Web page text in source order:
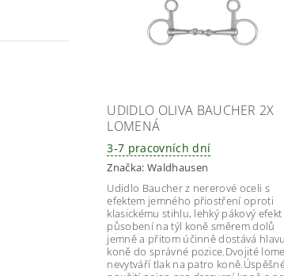
UDIDLO OLIVA BAUCHER 2X
LOMENÁ
3-7 pracovních dní
Značka: Waldhausen
Udidlo Baucher z nererové oceli s
efektem jemného přiostření oproti
klasickému stihlu, lehký pákový efekt
působení na týl koně směrem dolů
jemně a přitom účinně dostává hlavu
koně do správné pozice.Dvojité
nevytváří tlak na patro